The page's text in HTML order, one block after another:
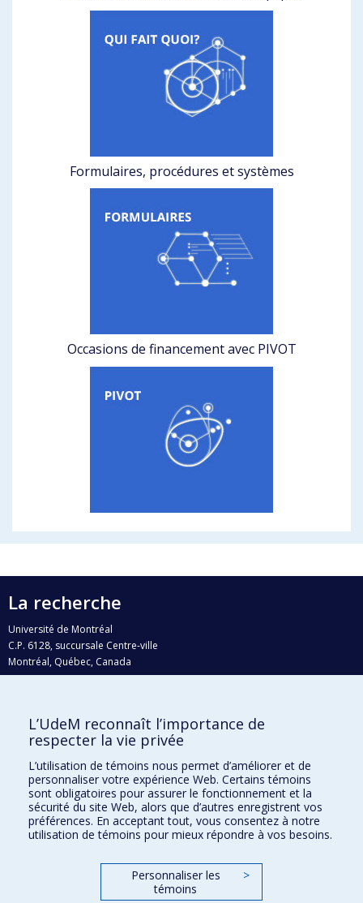
Formulaires, procédures et systèmes
Occasions de financement avec PIVOT
La recherche
Université de Montréal
C.P. 6128, succursale Centre-ville
Montréal, Québec, Canada
H3C 3J7
Qui fait quoi?
Nous trouver
Plan du site
Accessibilité
L’UdeM reconnaît l’importance de
respecter la vie privée
L’utilisation de témoins nous permet d’améliorer et de
personnaliser votre expérience Web. Certains témoins
sont obligatoires pour assurer le fonctionnement et la
sécurité du site Web, alors que d’autres enregistrent vos
préférences. En acceptant tout, vous consentez à notre
utilisation de témoins pour mieux répondre à vos besoins.
Personnaliser les
témoins
>